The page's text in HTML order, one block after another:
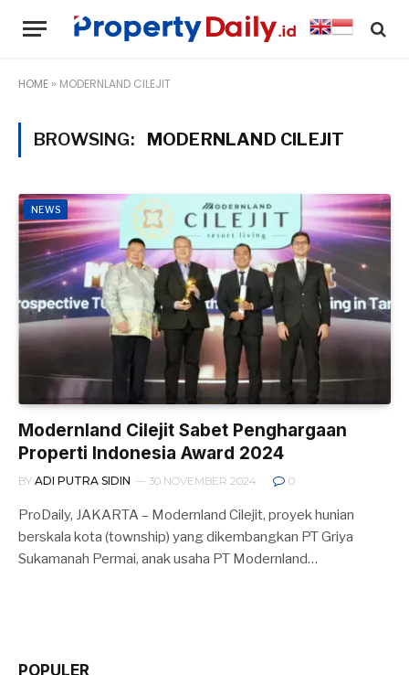
HOME » MODERNLAND CILEJIT
BROWSING: MODERNLAND CILEJIT
NEWS
Modernland Cilejit Sabet Penghargaan
Properti Indonesia Award 2024
BY ADI PUTRA SIDIN 30 NOVEMBER 2024 0
ProDaily, JAKARTA – Modernland Cilejit, proyek hunian
berskala kota (township) yang dikembangkan PT Griya
Sukamanah Permai, anak usaha PT Modernland…
POPULER